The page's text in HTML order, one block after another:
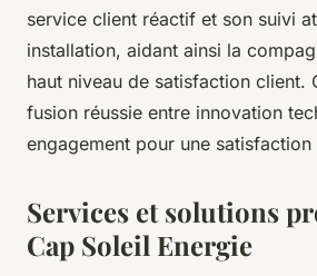
service client réactif et son suivi
installation, aidant ainsi la
haut niveau de satisfaction client.
fusion réussie entre innovation
engagement pour une
Services et solutions
Cap Soleil Energie